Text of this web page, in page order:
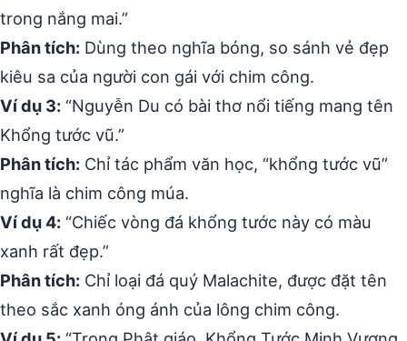
trong nắng mai.”
Phân tích: Dùng theo nghĩa bóng, so sánh vẻ đẹp
kiêu sa của người con gái với chim công.
Ví dụ 3: “Nguyễn Du có bài thơ nổi tiếng mang tên
Khổng tước vũ.”
Phân tích: Chỉ tác phẩm văn học, “khổng tước vũ”
nghĩa là chim công múa.
Ví dụ 4: “Chiếc vòng đá khổng tước này có màu
xanh rất đẹp.”
Phân tích: Chỉ loại đá quý Malachite, được đặt tên
theo sắc xanh óng ánh của lông chim công.